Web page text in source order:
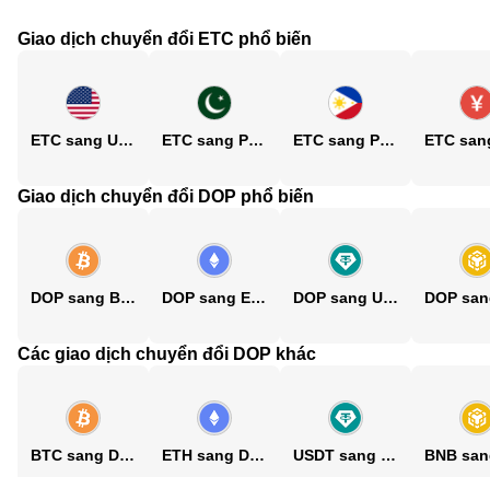
Giao dịch chuyển đổi ETC phổ biến
ETC sang USD ETC sang PKR ETC sang PHP
Giao dịch chuyển đổi DOP phổ biến
DOP sang BTC DOP sang ETH DOP sang USDT
Các giao dịch chuyển đổi DOP khác
BTC sang DOP ETH sang DOP USDT sang DOP